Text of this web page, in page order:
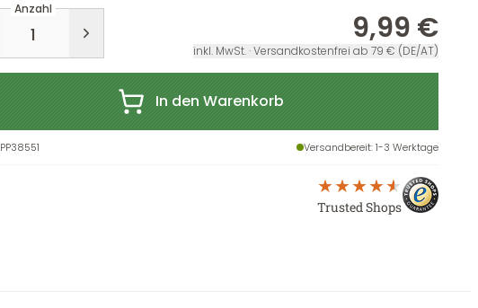
Anzahl
9,99 €
inkl. MwSt. · Versandkostenfrei ab 79 € (DE/AT)
In den Warenkorb
PP38551 Versandbereit: 1-3 Werktage
Trusted Shops